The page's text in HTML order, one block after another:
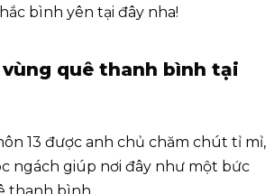
bình yên tại đây nha!
quê thanh bình tại
13 được anh chủ chăm chút tỉ mỉ,
ngách giúp nơi đây như một bức